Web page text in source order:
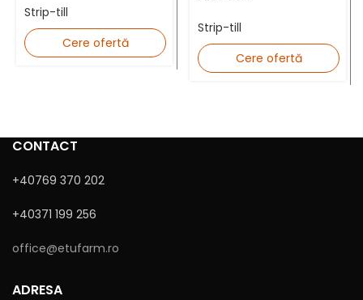
Județ *
Sunt de acord cu
Strip-till
Cere ofertă
Strip-till
Cere ofertă
CONTACT
+40769 370 202
+40371 199 256
office@etufarm.ro
ADRESA